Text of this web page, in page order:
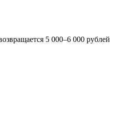
5 000–6 000 рублей